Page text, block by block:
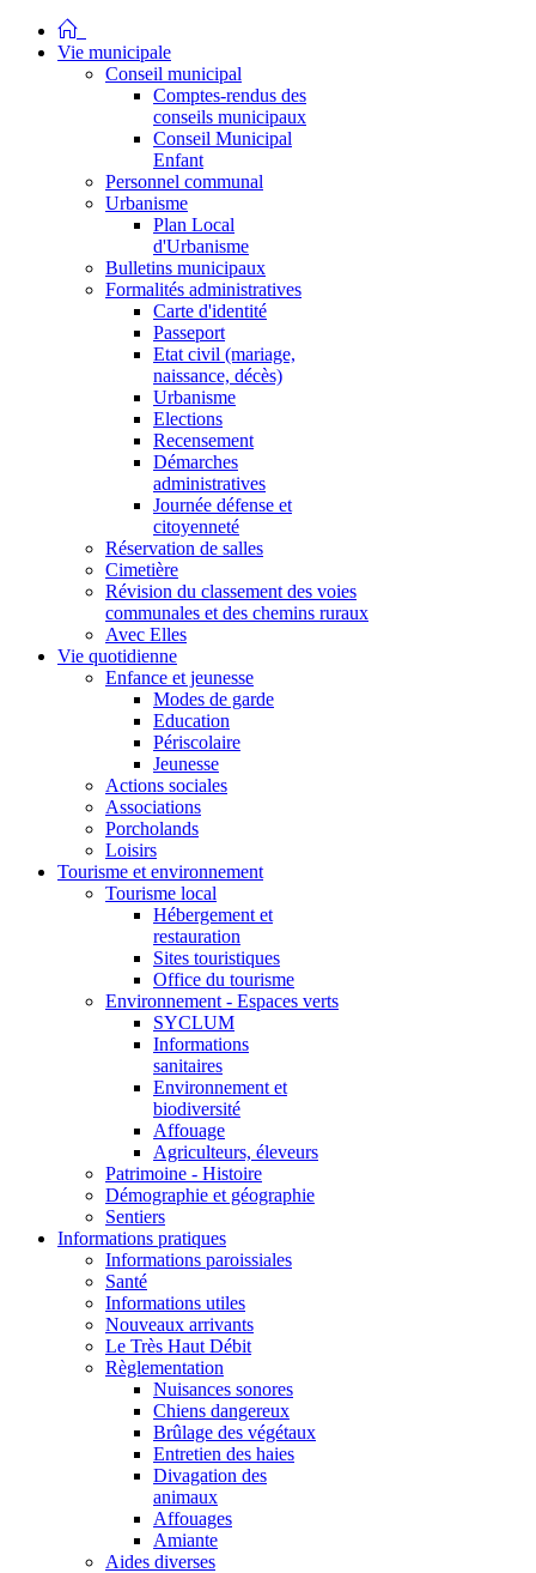
Vie municipale
Conseil municipal
Comptes-rendus des
conseils municipaux
Conseil Municipal
Enfant
Personnel communal
Urbanisme
Plan Local
d'Urbanisme
Bulletins municipaux
Formalités administratives
Carte d'identité
Passeport
Etat civil (mariage,
naissance, décès)
Urbanisme
Elections
Recensement
Démarches
administratives
Journée défense et
citoyenneté
Réservation de salles
Cimetière
Révision du classement des voies
communales et des chemins ruraux
Avec Elles
Vie quotidienne
Enfance et jeunesse
Modes de garde
Education
Périscolaire
Jeunesse
Actions sociales
Associations
Porcholands
Loisirs
Tourisme et environnement
Tourisme local
Hébergement et
restauration
Sites touristiques
Office du tourisme
Environnement - Espaces verts
SYCLUM
Informations
sanitaires
Environnement et
biodiversité
Affouage
Agriculteurs, éleveurs
Patrimoine - Histoire
Démographie et géographie
Sentiers
Informations pratiques
Informations paroissiales
Santé
Informations utiles
Nouveaux arrivants
Le Très Haut Débit
Règlementation
Nuisances sonores
Chiens dangereux
Brûlage des végétaux
Entretien des haies
Divagation des
animaux
Affouages
Amiante
Aides diverses